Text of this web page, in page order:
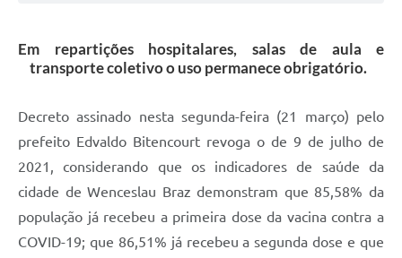
Em repartições hospitalares, salas de aula e
transporte coletivo o uso permanece obrigatório.
Decreto assinado nesta segunda-feira (21 março) pelo
prefeito Edvaldo Bitencourt revoga o de 9 de julho de
2021, considerando que os indicadores de saúde da
cidade de Wenceslau Braz demonstram que 85,58% da
população já recebeu a primeira dose da vacina contra a
COVID-19; que 86,51% já recebeu a segunda dose e que